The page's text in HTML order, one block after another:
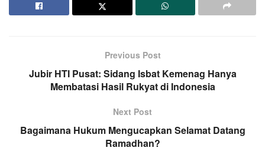
Previous Post
Jubir HTI Pusat: Sidang Isbat Kemenag Hanya
Membatasi Hasil Rukyat di Indonesia
Next Post
Bagaimana Hukum Mengucapkan Selamat Datang
Ramadhan?